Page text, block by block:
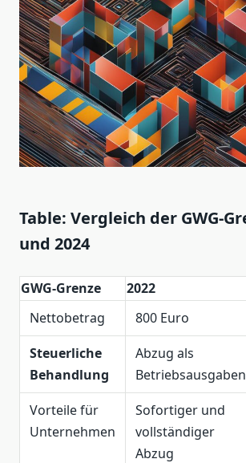
Table: Vergleich der GWG-
und 2024
GWG-Grenze 2022
Nettobetrag
800 Euro
Steuerliche
Behandlung
Abzug als
Betriebsausgaben
Vorteile für
Unternehmen
Sofortiger und
vollständiger
Abzug